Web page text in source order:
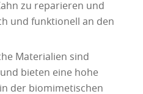
zu reparieren und
und funktionell an den
Materialien sind
bieten eine hohe
der biomimetischen